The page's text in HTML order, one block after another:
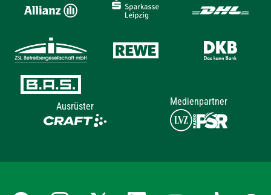
Ausrüster Medienpartner